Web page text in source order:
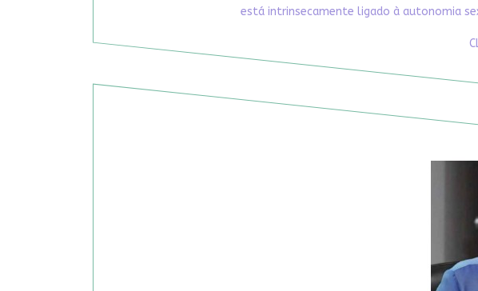
está intrinsecamente ligado à autonomia